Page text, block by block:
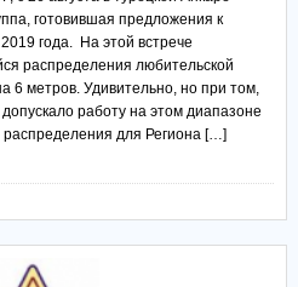
готовившая предложения к
года. На этой встрече
распределения любительской
6 метров. Удивительно, но при том,
работу на этом диапазоне
для Региона […]